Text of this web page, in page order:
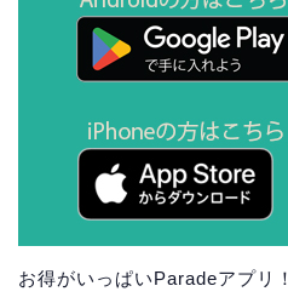
お得がいっぱいParadeアプリ！